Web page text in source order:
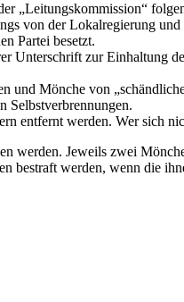
„Leitungskommission“
von der Lokalregierung
Partei besetzt.
Unterschrift zur Einhaltung
und Mönche von
Selbstverbrennungen.
entfernt werden. Wer sich
werden. Jeweils zwei
bestraft werden, wenn die